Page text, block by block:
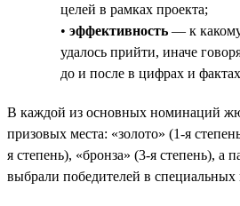
целей в рамках проекта;
• эффективность — к
удалось прийти, иначе
до и после в цифрах и
В каждой из основных номинаций
призовых места: «золото» (1-я
я степень), «бронза» (3-я степень), а
выбрали победителей в